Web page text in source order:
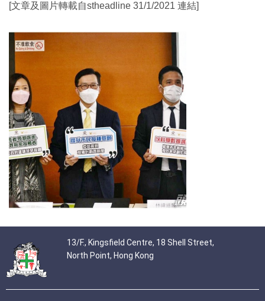
[文章及圖片轉載自stheadline 31/1/2021 連結]
13/F., Kingsfield Centre, 18 Shell Street,
North Point, Hong Kong